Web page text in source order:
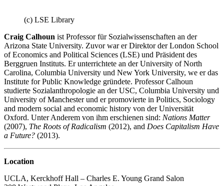
(c) LSE Library
Craig Calhoun ist Professor für Sozialwissenschaften an der
Arizona State University. Zuvor war er Direktor der London School
of Economics and Political Sciences (LSE) und Präsident des
Berggruen Instituts. Er unterrichtete an der University of North
Carolina, Columbia University und New York University, we er das
Institute for Public Knowledge gründete. Professor Calhoun
studierte Sozialanthropologie an der USC, Columbia University und
University of Manchester und er promovierte in Politics, Sociology
and modern social and economic history von der Universität
Oxford. Unter Anderem von ihm erschienen sind: Nations Matter
(2007), The Roots of Radicalism (2012), and Does Capitalism Have
a Future? (2013).
Location
UCLA, Kerckhoff Hall – Charles E. Young Grand Salon